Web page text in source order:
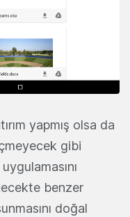
yapmış olsa da
gibi
benzer
doğal